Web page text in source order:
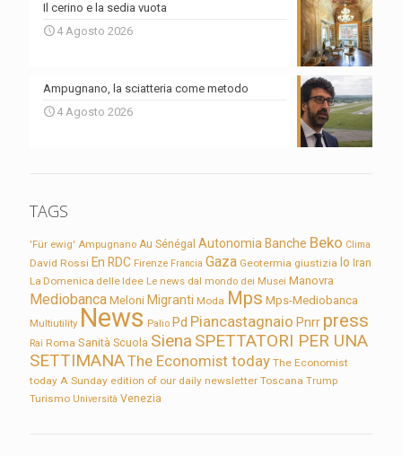
Il cerino e la sedia vuota
4 Agosto 2026
Ampugnano, la sciatteria come metodo
4 Agosto 2026
TAGS
'Für ewig' Ampugnano Au Sénégal Autonomia Banche Beko Clima
David Rossi En RDC Firenze Francia Gaza Geotermia giustizia Io Iran
La Domenica delle Idee Le news dal mondo dei Musei Manovra
Mediobanca Meloni Migranti Moda Mps Mps-Mediobanca
Multiutility News Palio Pd Piancastagnaio Pnrr press
Rai Roma Sanità Scuola Siena SPETTATORI PER UNA
SETTIMANAThe Economist today The Economist
today A Sunday edition of our daily newsletter Toscana Trump
Turismo Università Venezia